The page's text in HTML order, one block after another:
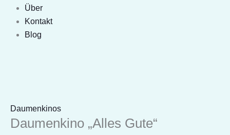
Über
Kontakt
Blog
Daumenkinos
Daumenkino „Alles Gute“